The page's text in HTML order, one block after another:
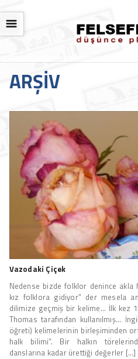
☰
ARŞIV
Vazodaki Çiçek
Nedense bizde folklor denince akla
kız folklora gidiyor” der mesela
dilimize geçmiş bir kelime… İlk kez
Thomas tarafından kullanılmış...
öğreti) kelimelerinin birleşiminden
halk bilimi”. Bir halkın
danslarına kadar ürettiği değerler [...]